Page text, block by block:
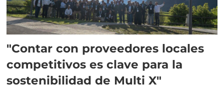
"Contar con proveedores locales
competitivos es clave para la
sostenibilidad de Multi X"